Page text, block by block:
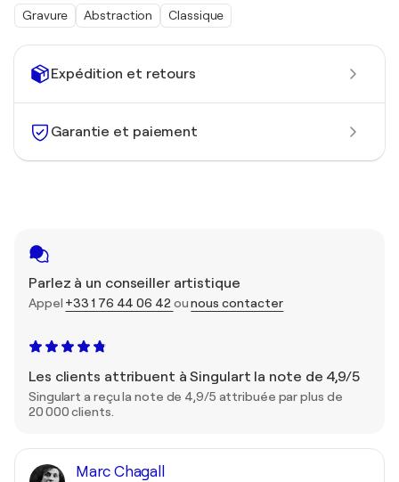
Expédition et retours
Garantie et paiement
Parlez à un conseiller artistique
Appel +33 1 76 44 06 42 ounous contacter
Les clients attribuent à Singulart la note de 4,9/5
Singulart a reçu la note de 4,9/5 attribuée par plus de
20 000 clients.
Marc Chagall
Gravure Abstraction Classique